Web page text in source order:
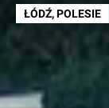
ŁÓDŹ, POLESIE